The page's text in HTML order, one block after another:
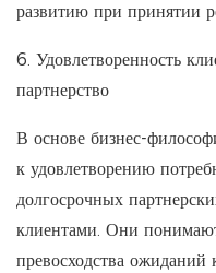
развитию при принятии
6. Удовлетворенность
партнерство
В основе бизнес-
к удовлетворению
долгосрочных
клиентами. Они
превосходства ожиданий